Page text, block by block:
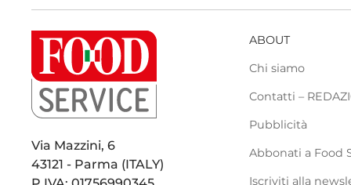
Via Mazzini, 6
43121 - Parma (ITALY)
ABOUT
Chi siamo
Contatti –
Pubblicità
Abbonati a Food
Iscriviti alla